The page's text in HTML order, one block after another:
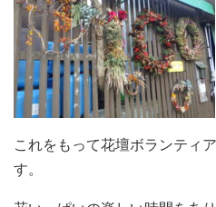
これをもって花壇ボランティ
す。